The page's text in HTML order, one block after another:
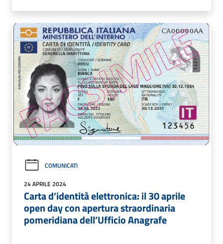
COMUNICATI
24 APRILE 2024
Carta d’identità elettronica: il 30 aprile
open day con apertura straordinaria
pomeridiana dell’Ufficio Anagrafe